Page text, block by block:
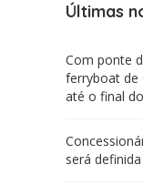
Últimas
Com ponte
ferryboat de
até o final
será